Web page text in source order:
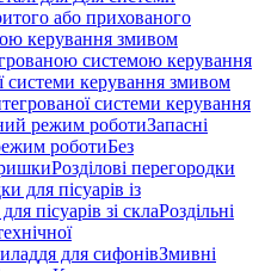
або прихованого
керування змивом
системою керування
системи керування змивом
системи керування
режим роботиЗапасні
роботиБез
Розділові перегородки
для пісуарів із
пісуарів зі склаРоздільні
для сифонівЗмивні